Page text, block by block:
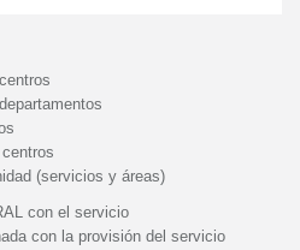
(servicios y áreas)
con el servicio
con la provisión del servicio